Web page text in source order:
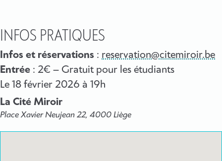
INFOS PRATIQUES
Infos et réservations : reservation@citemiroir.be
Entrée : 2€ – Gratuit pour les étudiants
Le 18 février 2026 à 19h
La Cité Miroir
Place Xavier Neujean 22, 4000 Liège